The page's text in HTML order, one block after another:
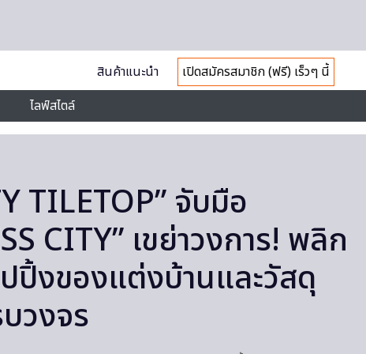
สินค้าแนะนำ
เปิดสมัครสมาชิก (ฟรี) เร็วๆ นี้
ไลฟ์สไตล์
TILETOP” จับมือ
CITY” เขย่าวงการ! พลิก
ปิ้งของแต่งบ้านและวัสดุ
วงจร